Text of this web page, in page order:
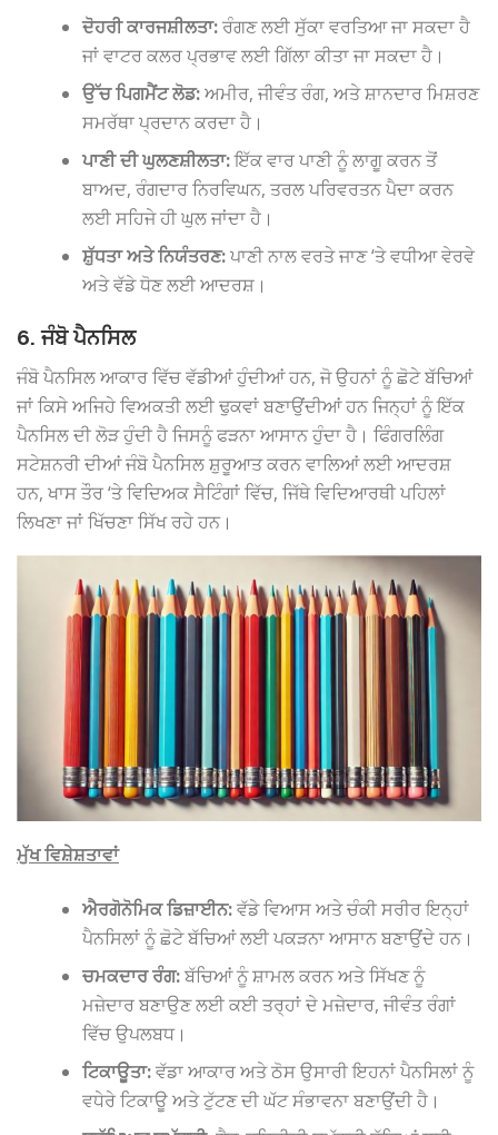
ਦੋਹਰੀ ਕਾਰਜਸ਼ੀਲਤਾ:ਰੰਗਣ ਲਈ ਸੁੱਕਾ ਵਰਤਿਆ ਜਾ ਸਕਦਾ ਹੈ
ਜਾਂ ਵਾਟਰ ਕਲਰ ਪ੍ਰਭਾਵ ਲਈ ਗਿੱਲਾ ਕੀਤਾ ਜਾ ਸਕਦਾ ਹੈ।
ਉੱਚ ਪਿਗਮੈਂਟ ਲੋਡ:ਅਮੀਰ, ਜੀਵੰਤ ਰੰਗ, ਅਤੇ ਸ਼ਾਨਦਾਰ ਮਿਸ਼ਰਣ
ਸਮਰੱਥਾ ਪ੍ਰਦਾਨ ਕਰਦਾ ਹੈ।
ਪਾਣੀ ਦੀ ਘੁਲਣਸ਼ੀਲਤਾ:ਇੱਕ ਵਾਰ ਪਾਣੀ ਨੂੰ ਲਾਗੂ ਕਰਨ ਤੋਂ
ਬਾਅਦ, ਰੰਗਦਾਰ ਨਿਰਵਿਘਨ, ਤਰਲ ਪਰਿਵਰਤਨ ਪੈਦਾ ਕਰਨ
ਲਈ ਸਹਿਜੇ ਹੀ ਘੁਲ ਜਾਂਦਾ ਹੈ।
ਸ਼ੁੱਧਤਾ ਅਤੇ ਨਿਯੰਤਰਣ:ਪਾਣੀ ਨਾਲ ਵਰਤੇ ਜਾਣ ‘ਤੇ ਵਧੀਆ ਵੇਰਵੇ
ਅਤੇ ਵੱਡੇ ਧੋਣ ਲਈ ਆਦਰਸ਼।
6. ਜੰਬੋ ਪੈਨਸਿਲ
ਜੰਬੋ ਪੈਨਸਿਲ ਆਕਾਰ ਵਿੱਚ ਵੱਡੀਆਂ ਹੁੰਦੀਆਂ ਹਨ, ਜੋ ਉਹਨਾਂ ਨੂੰ ਛੋਟੇ ਬੱਚਿਆਂ
ਜਾਂ ਕਿਸੇ ਅਜਿਹੇ ਵਿਅਕਤੀ ਲਈ ਢੁਕਵਾਂ ਬਣਾਉਂਦੀਆਂ ਹਨ ਜਿਨ੍ਹਾਂ ਨੂੰ ਇੱਕ
ਪੈਨਸਿਲ ਦੀ ਲੋੜ ਹੁੰਦੀ ਹੈ ਜਿਸਨੂੰ ਫੜਨਾ ਆਸਾਨ ਹੁੰਦਾ ਹੈ। ਫਿੰਗਰਲਿੰਗ
ਸਟੇਸ਼ਨਰੀ ਦੀਆਂ ਜੰਬੋ ਪੈਨਸਿਲ ਸ਼ੁਰੂਆਤ ਕਰਨ ਵਾਲਿਆਂ ਲਈ ਆਦਰਸ਼
ਹਨ, ਖਾਸ ਤੌਰ ‘ਤੇ ਵਿਦਿਅਕ ਸੈਟਿੰਗਾਂ ਵਿੱਚ, ਜਿੱਥੇ ਵਿਦਿਆਰਥੀ ਪਹਿਲਾਂ
ਲਿਖਣਾ ਜਾਂ ਖਿੱਚਣਾ ਸਿੱਖ ਰਹੇ ਹਨ।
ਮੁੱਖ ਵਿਸ਼ੇਸ਼ਤਾਵਾਂ
ਐਰਗੋਨੋਮਿਕ ਡਿਜ਼ਾਈਨ:ਵੱਡੇ ਵਿਆਸ ਅਤੇ ਚੰਕੀ ਸਰੀਰ ਇਨ੍ਹਾਂ
ਪੈਨਸਿਲਾਂ ਨੂੰ ਛੋਟੇ ਬੱਚਿਆਂ ਲਈ ਪਕੜਨਾ ਆਸਾਨ ਬਣਾਉਂਦੇ ਹਨ।
ਚਮਕਦਾਰ ਰੰਗ:ਬੱਚਿਆਂ ਨੂੰ ਸ਼ਾਮਲ ਕਰਨ ਅਤੇ ਸਿੱਖਣ ਨੂੰ
ਮਜ਼ੇਦਾਰ ਬਣਾਉਣ ਲਈ ਕਈ ਤਰ੍ਹਾਂ ਦੇ ਮਜ਼ੇਦਾਰ, ਜੀਵੰਤ ਰੰਗਾਂ
ਵਿੱਚ ਉਪਲਬਧ।
ਟਿਕਾਊਤਾ:ਵੱਡਾ ਆਕਾਰ ਅਤੇ ਠੋਸ ਉਸਾਰੀ ਇਹਨਾਂ ਪੈਨਸਿਲਾਂ ਨੂੰ
ਵਧੇਰੇ ਟਿਕਾਊ ਅਤੇ ਟੁੱਟਣ ਦੀ ਘੱਟ ਸੰਭਾਵਨਾ ਬਣਾਉਂਦੀ ਹੈ।